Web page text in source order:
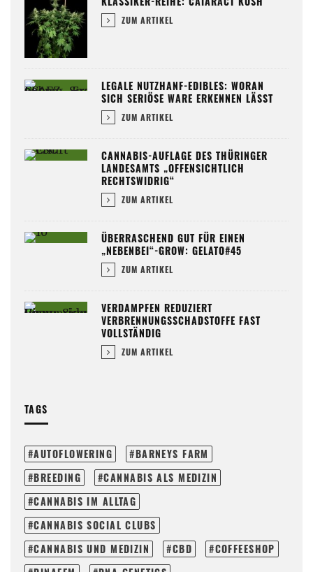
ZUM ARTIKEL
LEGALE NUTZHANF-EDIBLES: WORAN
SICH SERIÖSE WARE ERKENNEN LÄSST
ZUM ARTIKEL
CANNABIS-AUFLAGE DES THÜRINGER
LANDESAMTS „OFFENSICHTLICH
RECHTSWIDRIG“
ZUM ARTIKEL
ÜBERRASCHEND GUT FÜR EINEN
„NEBENBEI“-GROW: GELATO#45
ZUM ARTIKEL
VERDAMPFEN REDUZIERT
VERBRENNUNGSSCHADSTOFFE FAST
VOLLSTÄNDIG
ZUM ARTIKEL
TAGS
AUTOFLOWERING
BARNEYS FARM
BREEDING
CANNABIS ALS MEDIZIN
CANNABIS IM ALLTAG
CANNABIS SOCIAL CLUBS
CANNABIS UND MEDIZIN
CBD
COFFEESHOP